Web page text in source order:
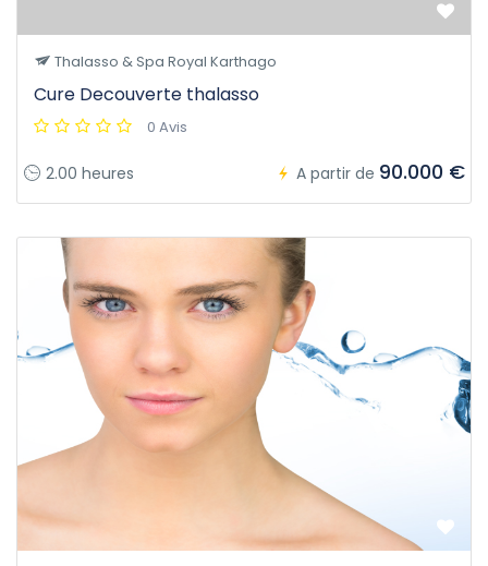
Thalasso & Spa Royal Karthago
Cure Decouverte thalasso
0 Avis
2.00 heures A partir de 90.000 €